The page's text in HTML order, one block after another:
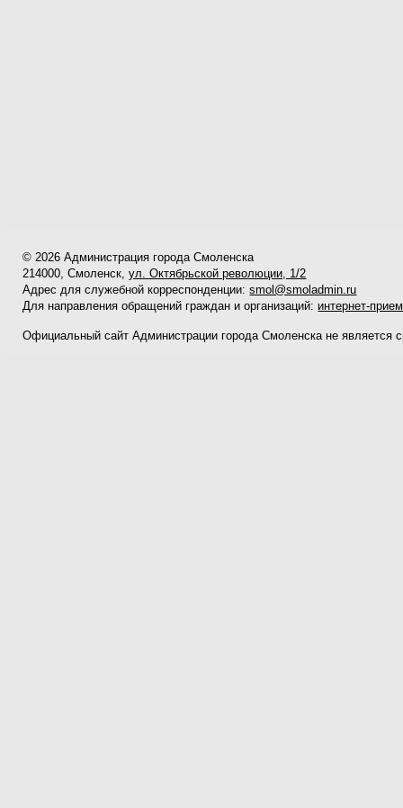
© 2026 Администрация города Смоленска
214000, Смоленск,ул. Октябрьской революции, 1/2
Адрес для служебной корреспонденции:smol@smoladmin.ru
Для направления обращений граждан и организаций: интернет-
Официальный сайт Администрации города Смоленска не является